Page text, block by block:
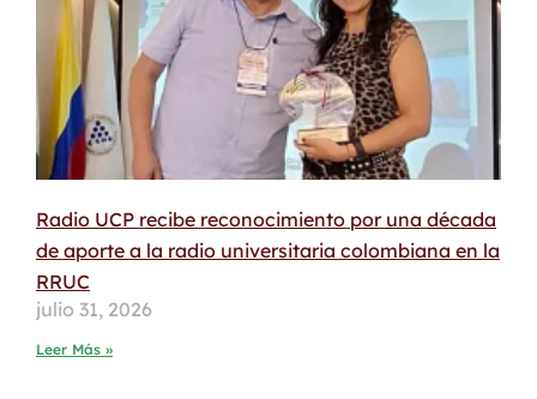
Radio UCP recibe reconocimiento por una década
de aporte a la radio universitaria colombiana en la
RRUC
julio 31, 2026
Leer Más »